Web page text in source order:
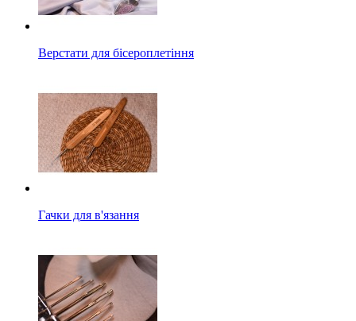
Верстати для бісероплетіння
Гачки для в'язання